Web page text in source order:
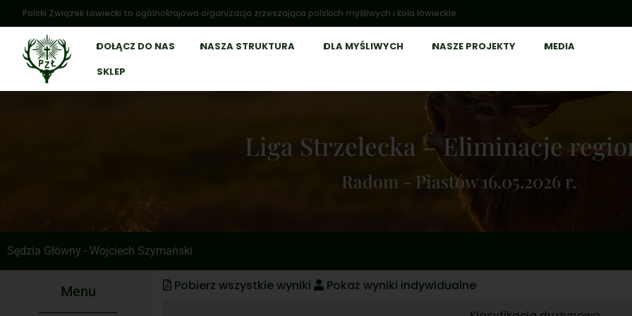
Polski Związek Łowiecki to ogólnokrajowa organizacja zrzeszająca polskich myśliwych i koła łowieckie
DOŁĄCZ DO NAS NASZA STRUKTURA DLA MYŚLIWYCH NASZE PROJEKTY
MEDIA
SKLEP
Liga Strzelecka – Eliminacje
Radom - Piastów 16.05.2026 r.
Sędzia Główny - Wojciech Szymański
Menu Pobierz wszystkie wyniki Pokaż wyniki indywidualne